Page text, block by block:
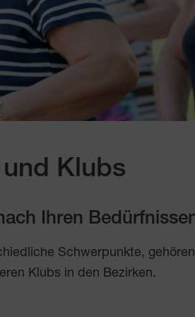
Klubs
Ihren
Schwerpunkte,
Klubs in den Bezirken.